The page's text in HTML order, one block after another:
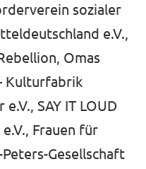
sozialer
e.V.,
Omas
Kulturfabrik
SAY IT LOUD
Frauen für
Gesellschaft